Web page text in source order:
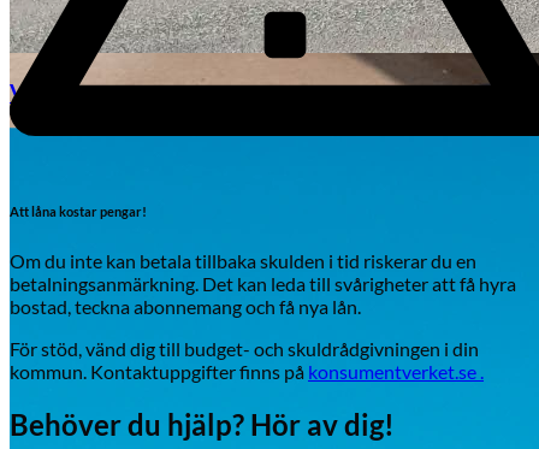
Mazda
Fordonstyp
Växjö
Att låna kostar pengar!
Om du inte kan betala tillbaka skulden i tid riskerar du en
betalningsanmärkning. Det kan leda till svårigheter att få hyra
bostad, teckna abonnemang och få nya lån.
För stöd, vänd dig till budget- och skuldrådgivningen i din
kommun. Kontaktuppgifter finns på konsumentverket.se .
Behöver du hjälp? Hör av dig!